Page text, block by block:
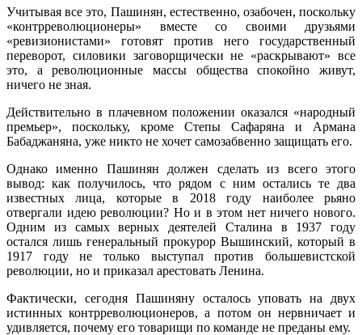
Учитывая все это, Пашинян, естественно, озабочен, поскольку
«контрреволюционеры» вместе со своими друзьями
«ревизионистами» готовят против него государственный
переворот, силовики заговорщически не «раскрывают» все
это, а революционные массы общества спокойно живут,
ничего не зная.
Действительно в плачевном положении оказался «народный
премьер», поскольку, кроме Степы Сафаряна и Армана
Бабаджаняна, уже никто не хочет самозабвенно защищать его.
Однако именно Пашинян должен сделать из всего этого
вывод: как получилось, что рядом с ним остались те два
известных лица, которые в 2018 году наиболее рьяно
отвергали идею революции? Но и в этом нет ничего нового.
Одним из самых верных деятелей Сталина в 1937 году
остался лишь генеральный прокурор Вышинский, который в
1917 году не только выступал против большевистской
революции, но и приказал арестовать Ленина.
Фактически, сегодня Пашиняну осталось уповать на двух
истинных контрреволюционеров, а потом он нервничает и
удивляется, почему его товарищи по команде не преданы ему.